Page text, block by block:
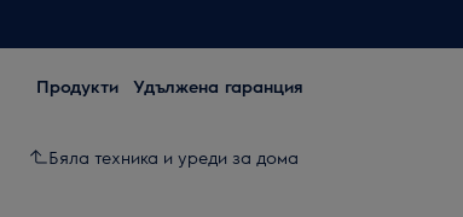
Продукти Удължена гаранция
Бяла техника и уреди за дома